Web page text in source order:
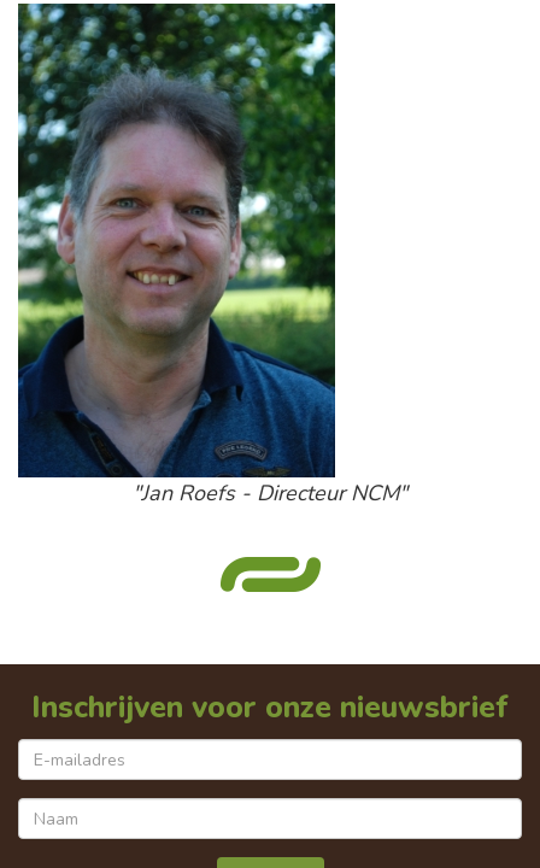
"Jan Roefs - Directeur NCM"
Inschrijven voor onze nieuwsbrief